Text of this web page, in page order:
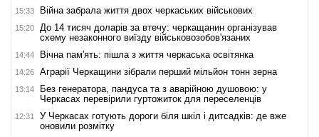
15:33 Війна забрала життя двох черкаських військових
15:20
До 14 тисяч доларів за втечу: черкащанин організував
схему незаконного виїзду військовозобов'язаних
14:44 Вічна пам'ять: пішла з життя черкаська освітянка
14:26 Аграрії Черкащини зібрали перший мільйон тонн зерна
13:14
Без генератора, пандуса та з аварійною душовою: у
Черкасах перевірили гуртожиток для переселенців
12:31
У Черкасах готують дороги біля шкіл і дитсадків: де вже
оновили розмітку